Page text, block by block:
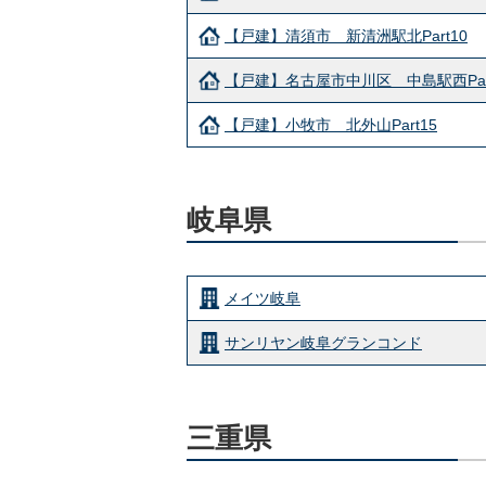
【戸建】清須市 新清洲駅北Part10
【戸建】名古屋市中川区 中島駅西
【戸建】小牧市 北外山Part15
岐阜県
メイツ岐阜
サンリヤン岐阜グランコンド
三重県